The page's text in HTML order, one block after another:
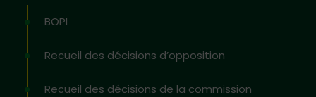
BOPI
Recueil des décisions d’opposition
Recueil des décisions de la commission